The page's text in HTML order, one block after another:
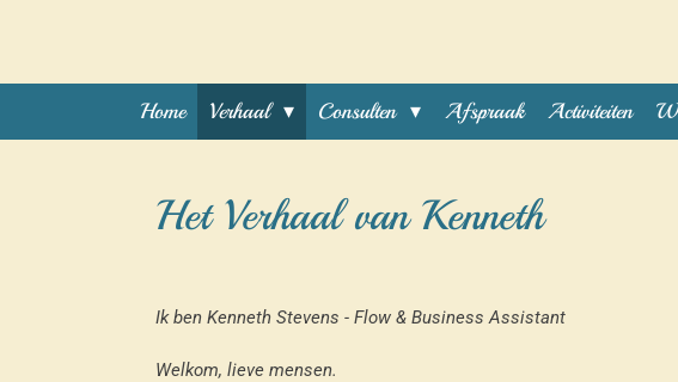
Home Verhaal Consulten Afspraak Activiteiten
Het Verhaal van Kenneth
Ik ben Kenneth Stevens - Flow & Business Assistant
Welkom, lieve mensen.